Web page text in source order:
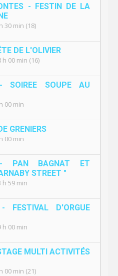
- FESTIN DE LA
30 min (18)
DE L'OLIVIER
h 00 min (16)
SOIREE SOUPE AU
00 min
GRENIERS
00 min
- PAN BAGNAT ET
STREET "
h 59 min
- FESTIVAL D'ORGUE
h 00 min
MULTI ACTIVITÉS
00 min (21)